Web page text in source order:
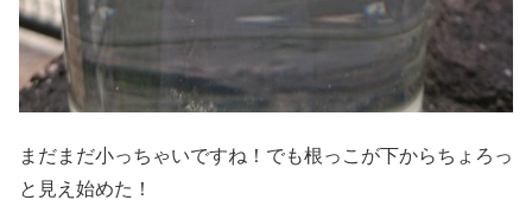
まだまだ小っちゃいですね！でも根っこが下からちょろっ
と見え始めた！